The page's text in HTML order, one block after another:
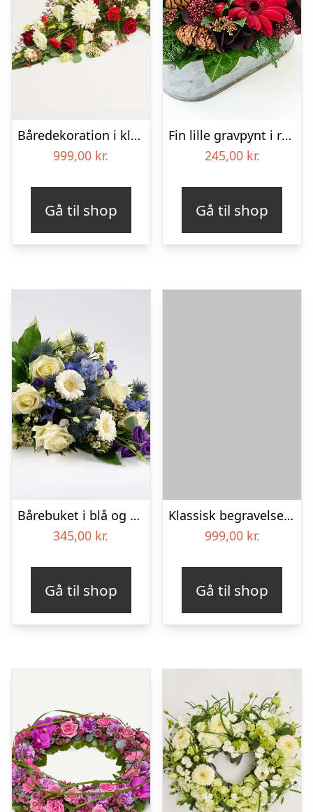
Båredekoration i klassisk stil – rød og hvid
999,00 kr.
Gå til shop
Fin lille gravpynt i rød, floristens valg – Blomster til begravelse
245,00 kr.
Gå til shop
Bårebuket i blå og hvide nuancer – Blomster til begravelse
345,00 kr.
Gå til shop
Klassisk begravelses­krans
999,00 kr.
Gå til shop